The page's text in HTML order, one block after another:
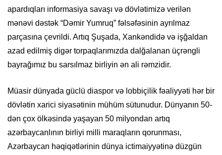
apardıqları informasiya savaşı və dövlətimizə verilən
mənəvi dəstək “Dəmir Yumruq” fəlsəfəsinin ayrılmaz
parçasına çevrildi. Artıq Şuşada, Xankəndidə və işğaldan
azad edilmiş digər torpaqlarımızda dalğalanan üçrəngli
bayrağımız bu sarsılmaz birliyin ən ali rəmzidir.
Müasir dünyada güclü diaspor və lobbiçilik fəaliyyəti hər bir
dövlətin xarici siyasətinin mühüm sütunudur. Dünyanın 50-
dən çox ölkəsində yaşayan 50 milyondan artıq
azərbaycanlının birliyi milli maraqların qorunması,
Azərbaycan həqiqətlərinin dünya ictimaiyyətinə düzgün